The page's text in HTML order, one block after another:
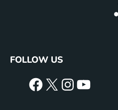
FOLLOW US